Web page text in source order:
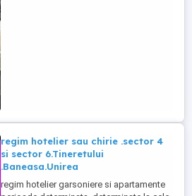
regim hotelier sau chirie .sector 4
si sector 6.Tineretului
.Baneasa.Unirea
regim hotelier garsoniere si apartamente